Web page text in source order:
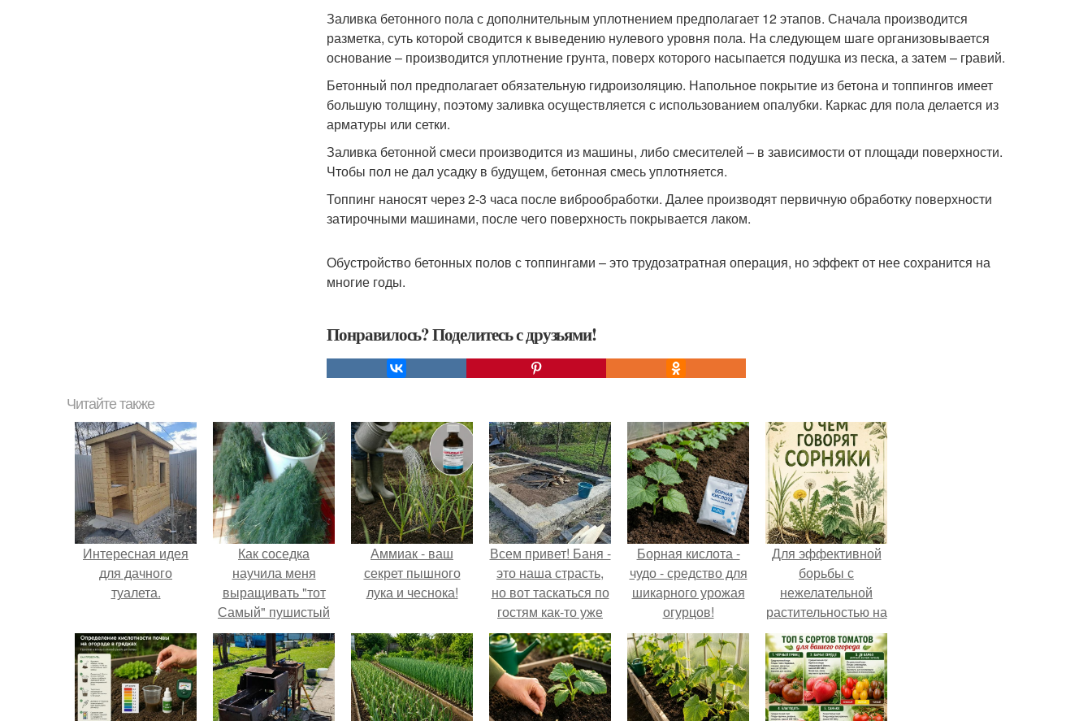
Заливка бетонного пола с дополнительным уплотнением предполагает 12 этапов. Сначала производится
разметка, суть которой сводится к выведению нулевого уровня пола. На следующем шаге организовывается
основание – производится уплотнение грунта, поверх которого насыпается подушка из песка, а затем – гравий.
Бетонный пол предполагает обязательную гидроизоляцию. Напольное покрытие из бетона и топпингов имеет
большую толщину, поэтому заливка осуществляется с использованием опалубки. Каркас для пола делается из
арматуры или сетки.
Заливка бетонной смеси производится из машины, либо смесителей – в зависимости от площади поверхности.
Чтобы пол не дал усадку в будущем, бетонная смесь уплотняется.
Топпинг наносят через 2-3 часа после виброобработки. Далее производят первичную обработку поверхности
затирочными машинами, после чего поверхность покрывается лаком.
Обустройство бетонных полов с топпингами – это трудозатратная операция, но эффект от нее сохранится на
многие годы.
Понравилось? Поделитесь с друзьями!
Читайте также
Интересная идея
для дачного
туалета.
Как соседка
научила меня
выращивать "тот
Самый" пушистый
укроп.
Аммиак - ваш
секрет пышного
лука и чеснока!
Всем привет! Баня -
это наша страсть,
но вот таскаться по
гостям как-то уже
надоело.
Борная кислота -
чудо - средство для
шикарного урожая
огурцов!
Для эффективной
борьбы с
нежелательной
растительностью на
вашем
приусадебном
участке крайне
важно понимать
природу этих